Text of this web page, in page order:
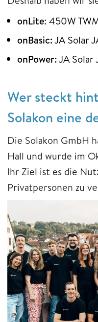
onLite: 450W
onBasic:JA Solar
onPower:JA
Wer steckt
Solakon eine
Die Solakon GmbH
Hall und wurde im
Ihr Ziel ist es die
Privatpersonen zu